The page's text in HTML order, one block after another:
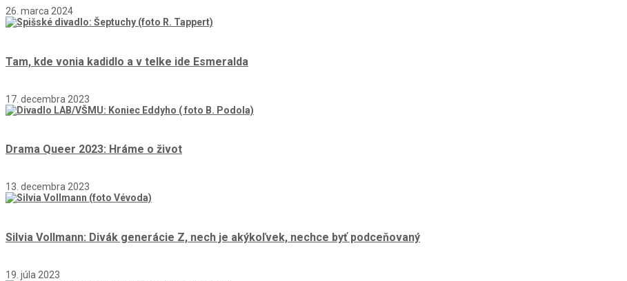
26. marca 2024
Tam, kde vonia kadidlo a v telke ide Esmeralda
17. decembra 2023
Drama Queer 2023: Hráme o život
13. decembra 2023
Silvia Vollmann: Divák generácie Z, nech je akýkoľvek, nechce byť podceňovaný
19. júla 2023